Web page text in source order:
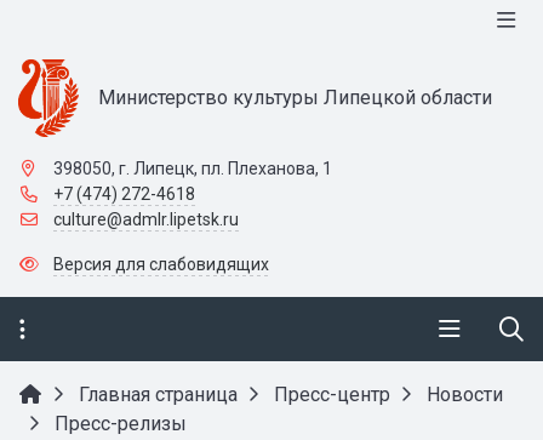
Министерство культуры Липецкой области
398050, г. Липецк, пл. Плеханова, 1
+7 (474) 272-4618
culture@admlr.lipetsk.ru
Версия для слабовидящих
Главная страница Пресс-центр
Новости
Пресс-релизы